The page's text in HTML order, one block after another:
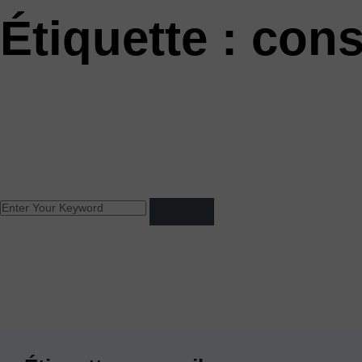
Étiquette :